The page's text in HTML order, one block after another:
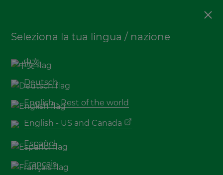
Seleziona la tua lingua / nazione
中文
Deutsch
English - Rest of the world
English - US and Canada
Español
Français
5 vantaggi della
pavimentazione in legno di
bambù